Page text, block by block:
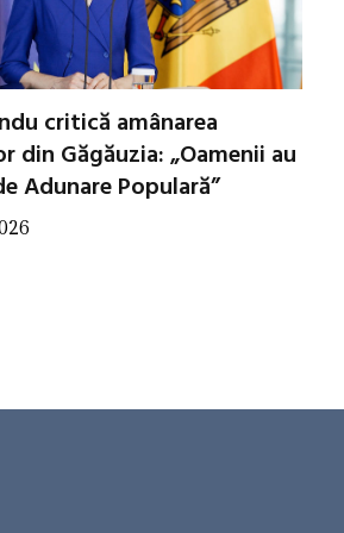
critică amânarea
din Găgăuzia: „Oamenii au
Adunare Populară”